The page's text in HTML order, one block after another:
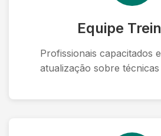
Equipe
Profissionais capacitados
atualização sobre